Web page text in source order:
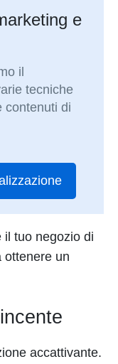
e
il
tecniche
contenuti di
il tuo negozio di
ottenere un
accattivante.